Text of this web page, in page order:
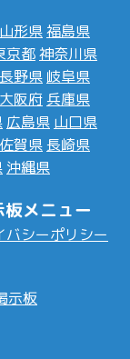
山形県福島県
京都神奈川県
長野県 岐阜県
大阪府 兵庫県
広島県 山口県
佐賀県 長崎県
沖縄県
メニュー
バシーポリシー
示板